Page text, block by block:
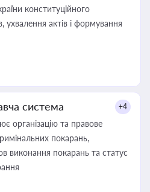
конституційного
ухвалення актів і формування
система +4
організацію та правове
покарань,
виконання покарань та статус